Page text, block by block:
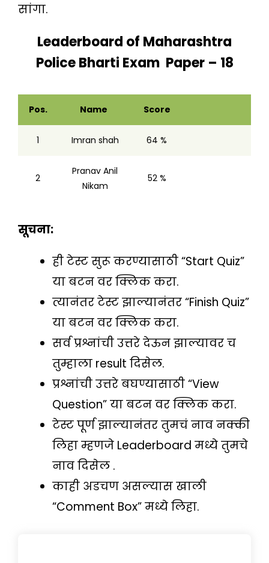
सांगा.
Leaderboard of Maharashtra
Police Bharti Exam Paper – 18
Pos. Name Score
1 Imran shah 64 %
2
Pranav Anil
Nikam
52 %
सूचना:
ही टेस्ट सुरू करण्यासाठी “Start Quiz”
या बटन वर क्लिक करा.
त्यानंतर टेस्ट झाल्यानंतर “Finish Quiz”
या बटन वर क्लिक करा.
सर्व प्रश्नांची उत्तरे देऊन झाल्यावर च
तुम्हाला result दिसेल.
प्रश्नांची उत्तरे बघण्यासाठी “View
Question” या बटन वर क्लिक करा.
टेस्ट पूर्ण झाल्यानंतर तुमचं नाव नक्की
लिहा म्हणजे Leaderboard मध्ये तुमचे
नाव दिसेल .
काही अडचण असल्यास खाली
“Comment Box” मध्ये लिहा.